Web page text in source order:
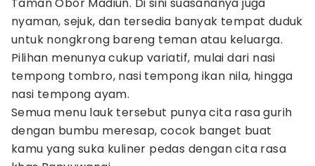
nyaman, sejuk, dan tersedia banyak tempat duduk
untuk nongkrong bareng teman atau keluarga.
Pilihan menunya cukup variatif, mulai dari nasi
tempong tombro, nasi tempong ikan nila, hingga
nasi tempong ayam.
Semua menu lauk tersebut punya cita rasa gurih
dengan bumbu meresap, cocok banget buat
kamu yang suka kuliner pedas dengan cita rasa